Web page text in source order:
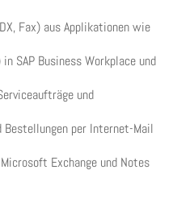
Fax) aus Applikationen wie
SAP Business Workplace und
und
Bestellungen per Internet-Mail
Exchange und Notes